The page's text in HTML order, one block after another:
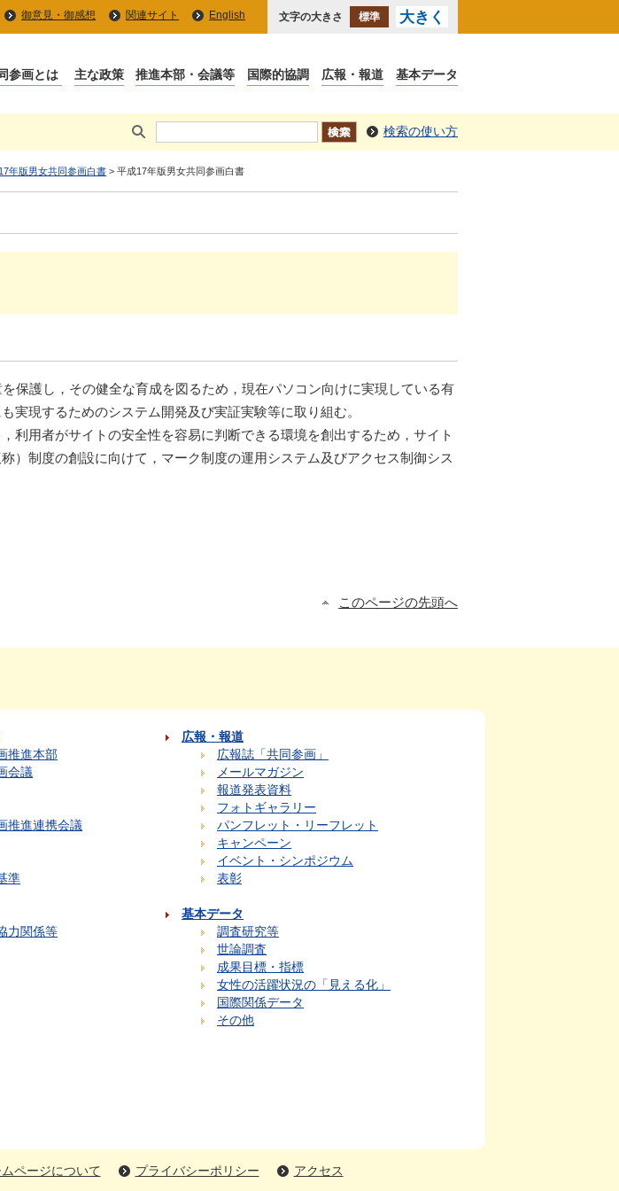
御意見・御感想 関連サイト English 文字の大きさ 標準 大きく
検索の使い方
年版男女共同参画白書 > 平成17年版男女共同参画白書
保護し，その健全な育成を図るため，現在パソコン向けに実現している有
実現するためのシステム開発及び実証実験等に取り組む。
利用者がサイトの安全性を容易に判断できる環境を創出するため，サイト
）制度の創設に向けて，マーク制度の運用システム及びアクセス制御シス
このページの先頭へ